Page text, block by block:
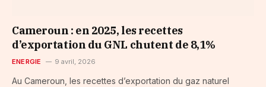
Cameroun : en 2025, les recettes
d’exportation du GNL chutent de 8,1%
ENERGIE 9 avril, 2026
Au Cameroun, les recettes d’exportation du gaz naturel